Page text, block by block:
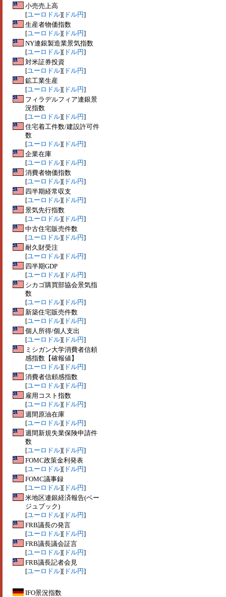
小売売上高
[ユーロドル][ ドル円]
生産者物価指数
[ユーロドル][ ドル円]
NY連銀製造業景気指数
[ユーロドル][ ドル円]
対米証券投資
[ユーロドル][ ドル円]
鉱工業生産
[ユーロドル][ ドル円]
フィラデルフィア連銀景
況指数
[ユーロドル][ ドル円]
住宅着工件数/建設許可件
数
[ユーロドル][ ドル円]
企業在庫
[ユーロドル][ ドル円]
消費者物価指数
[ユーロドル][ ドル円]
四半期経常収支
[ユーロドル][ ドル円]
景気先行指数
[ユーロドル][ ドル円]
中古住宅販売件数
[ユーロドル][ ドル円]
耐久財受注
[ユーロドル][ ドル円]
四半期GDP
[ユーロドル][ ドル円]
シカゴ購買部協会景気指
数
[ユーロドル][ ドル円]
新築住宅販売件数
[ユーロドル][ ドル円]
個人所得/個人支出
[ユーロドル][ ドル円]
ミシガン大学消費者信頼
感指数【確報値】
[ユーロドル][ ドル円]
消費者信頼感指数
[ユーロドル][ ドル円]
雇用コスト指数
[ユーロドル][ ドル円]
週間原油在庫
[ユーロドル][ ドル円]
週間新規失業保険申請件
数
[ユーロドル][ ドル円]
FOMC政策金利発表
[ユーロドル][ ドル円]
FOMC議事録
[ユーロドル][ ドル円]
米地区連銀経済報告(ベー
ジュブック)
[ユーロドル][ ドル円]
FRB議長の発言
[ユーロドル][ ドル円]
FRB議長議会証言
[ユーロドル][ ドル円]
FRB議長記者会見
[ユーロドル][ ドル円]
IFO景況指数